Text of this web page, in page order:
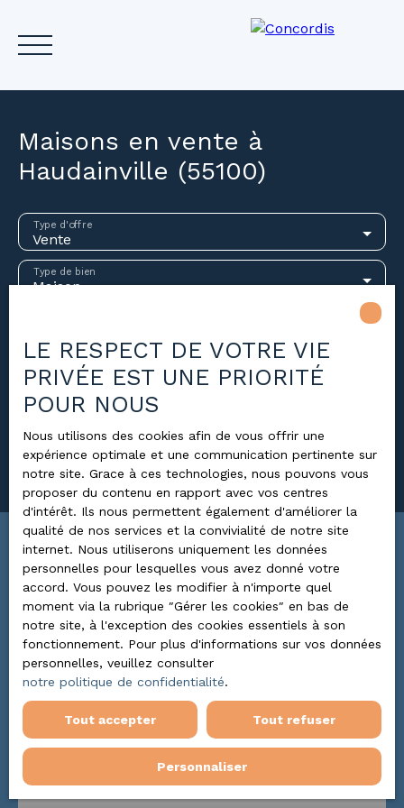
Estimez votre bien
Maisons en vente à
Haudainville (55100)
Vente
Type d'offre
Maison
Type de bien
Budget max (€)
Rechercher
Pertinence
Trier par
ALERTE MAIL
LE RESPECT DE VOTRE VIE
PRIVÉE EST UNE PRIORITÉ
POUR NOUS
Nous utilisons des cookies afin de vous offrir une
expérience optimale et une communication pertinente sur
notre site. Grace à ces technologies, nous pouvons vous
proposer du contenu en rapport avec vos centres
d'intérêt. Ils nous permettent également d'améliorer la
qualité de nos services et la convivialité de notre site
internet. Nous utiliserons uniquement les données
personnelles pour lesquelles vous avez donné votre
accord. Vous pouvez les modifier à n'importe quel
moment via la rubrique ″Gérer les cookies″ en bas de
notre site, à l'exception des cookies essentiels à son
fonctionnement. Pour plus d'informations sur vos données
personnelles, veuillez consulter
notre politique de confidentialité.
Tout accepter Tout refuser
Personnaliser